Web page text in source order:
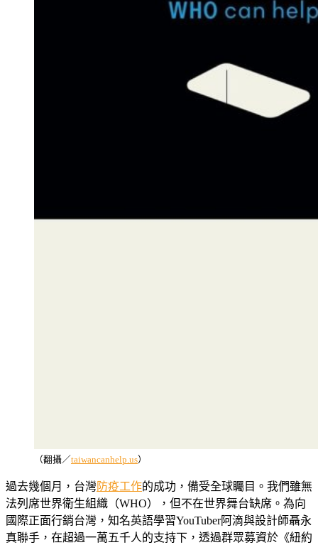
（翻攝／taiwancanhelp.us）
過去幾個月，台灣 防疫工作的成功，備受全球矚目。我們雖無
法列席世界衛生組織（WHO），但不在世界舞台缺席。為向
國際正面行銷台灣，知名英語學習YouTuber阿滴與設計師聶永
真聯手，在超過一萬五千人的支持下，透過群眾募資於《紐約